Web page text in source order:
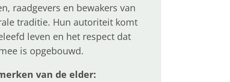
raadgevers en bewakers van
traditie. Hun autoriteit komt
leven en het respect dat
is opgebouwd.
van de elder: